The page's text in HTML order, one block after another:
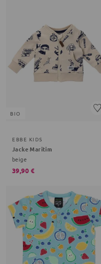
BIO
EBBE KIDS
Jacke Maritim
beige
39,90 €